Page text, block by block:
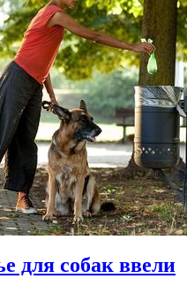
для собак ввели